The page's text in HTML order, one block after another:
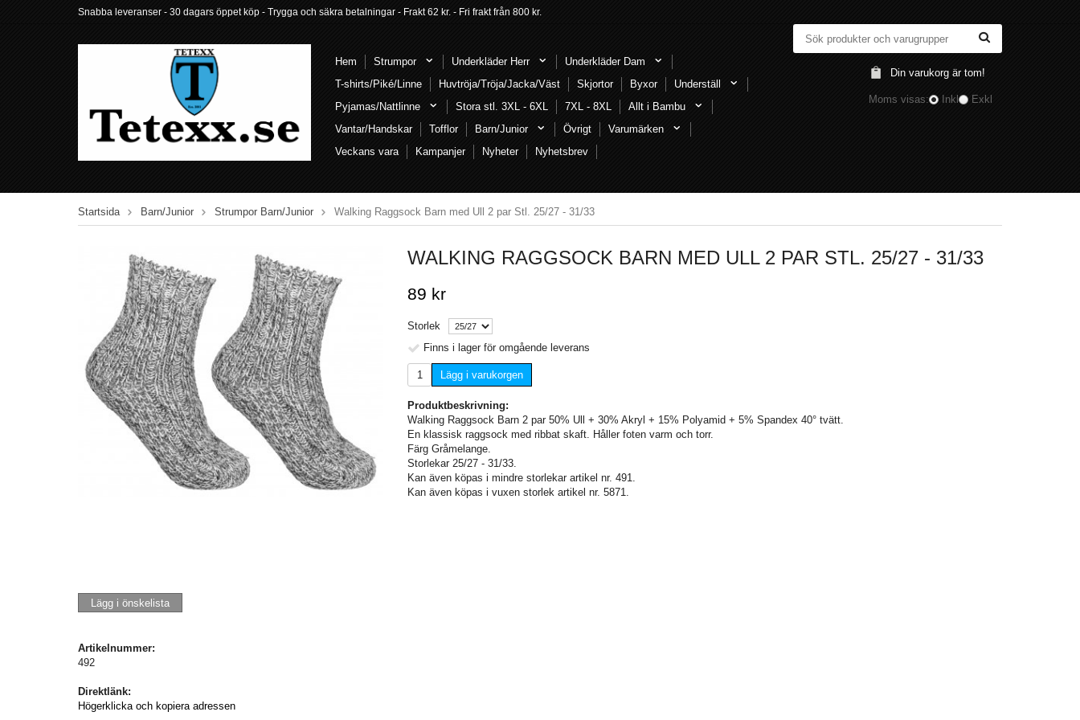
Snabba leveranser - 30 dagars öppet köp - Trygga och säkra betalningar - Frakt 62 kr. - Fri frakt från 800 kr.
Hem Strumpor Underkläder Herr
Underkläder Dam
T-shirts/Piké/Linne
Huvtröja/Tröja/Jacka/Väst Skjortor Byxor
Underställ
Pyjamas/Nattlinne
Stora stl. 3XL - 6XL 7XL - 8XL
Allt i Bambu
Vantar/Handskar
Tofflor Barn/Junior Övrigt
Varumärken
Veckans vara
Kampanjer Nyheter Nyhetsbrev
Din varukorg är tom!
Moms visas: Inkl Exkl
Startsida Barn/Junior Strumpor Barn/Junior Walking Raggsock Barn med Ull 2 par Stl. 25/27 - 31/33
WALKING RAGGSOCK BARN MED ULL 2 PAR STL. 25/27 - 31/33
89 kr
Storlek
Finns i lager för omgående leverans
Lägg i varukorgen
Produktbeskrivning:
Walking Raggsock Barn 2 par 50% Ull + 30% Akryl + 15% Polyamid + 5% Spandex 40° tvätt.
En klassisk raggsock med ribbat skaft. Håller foten varm och torr.
Färg Gråmelange.
Storlekar 25/27 - 31/33.
Kan även köpas i mindre storlekar artikel nr. 491.
Kan även köpas i vuxen storlek artikel nr. 5871.
Lägg i önskelista
Artikelnummer:
492
Direktlänk:
Högerklicka och kopiera adressen